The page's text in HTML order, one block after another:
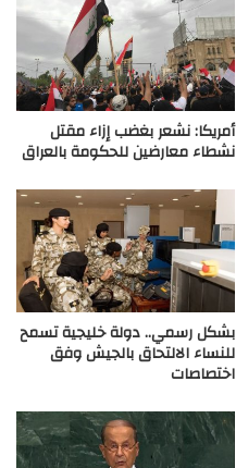
أمريكا: نشعر بغضب إزاء مقتل
نشطاء معارضين للحكومة بالعراق
بشكل رسمي.. دولة خليجية تسمح
للنساء الالتحاق بالجيش وفق
اختصاصات